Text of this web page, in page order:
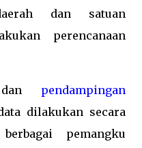
dan satuan
perencanaan
dan pendampingan
dilakukan secara
pemangku